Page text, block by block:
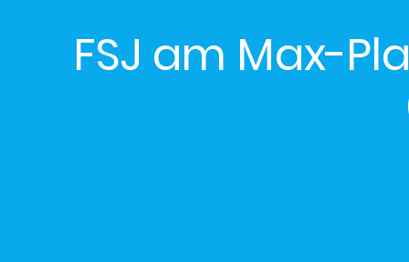
FSJ am Max-